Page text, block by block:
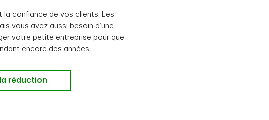
la confiance de vos clients. Les
vous avez aussi besoin d’une
votre petite entreprise pour que
encore des années.
réduction